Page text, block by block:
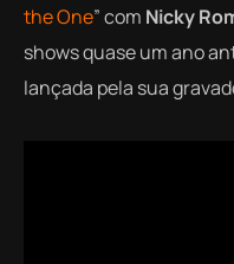
the One” com Nicky
shows quase um ano
lançada pela sua